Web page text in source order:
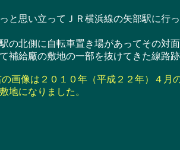
と思い立ってＪＲ横浜線の矢部駅に行
の北側に自転車置き場があってその対
補給廠の敷地の一部を抜けてきた線路
画像は２０１０年（平成２２年）４月
地になりました。